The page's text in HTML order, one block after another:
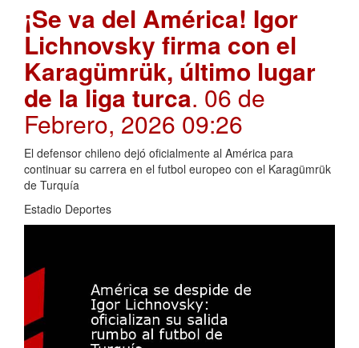
¡Se va del América! Igor
Lichnovsky firma con el
Karagümrük, último lugar
de la liga turca. 06 de
Febrero, 2026 09:26
El defensor chileno dejó oficialmente al América para
continuar su carrera en el futbol europeo con el Karagümrük
de Turquía
Estadio Deportes